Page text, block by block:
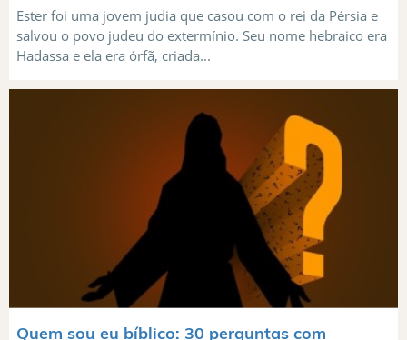
Ester foi uma jovem judia que casou com o rei da Pérsia e
salvou o povo judeu do extermínio. Seu nome hebraico era
Hadassa e ela era órfã, criada...
Quem sou eu bíblico: 30 perguntas com